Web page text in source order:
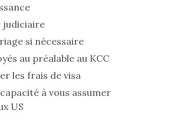
judiciaire
si nécessaire
au préalable au KCC
les frais de visa
à vous assumer
US